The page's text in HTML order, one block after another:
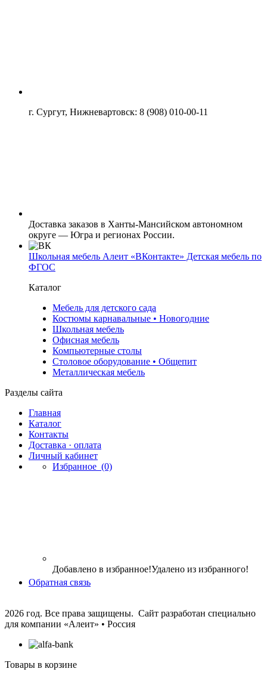
г. Сургут, Нижневартовск: 8 (908) 010-00-11
Доставка заказов в Ханты-Мансийском автономном
округе — Югра и регионах России.
Школьная мебель Алеит «ВКонтакте» Детская мебель по
ФГОС
Каталог
Мебель для детского сада
Костюмы карнавальные • Новогодние
Школьная мебель
Офисная мебель
Компьютерные столы
Столовое оборудование • Общепит
Металлическая мебель
Разделы сайта
Главная
Каталог
Контакты
Доставка · оплата
Личный кабинет
Избранное (0)
Добавлено в избранное!Удалено из избранного!
Обратная связь
2026 год. Все права защищены. Сайт разработан специально
для компании «Алеит» • Россия
Товары в корзине